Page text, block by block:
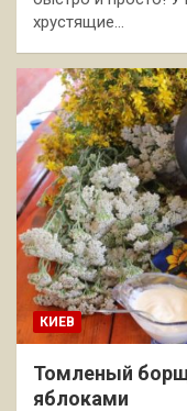
хрустящие…
КИЕВ
Томленый борщ
яблоками